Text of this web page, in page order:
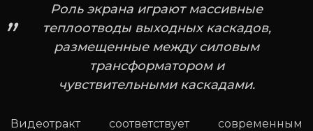
Роль экрана играют массивные
теплоотводы выходных каскадов,
размещенные между силовым
трансформатором и
чувствительными каскадами.
Видеотракт соответствует современным